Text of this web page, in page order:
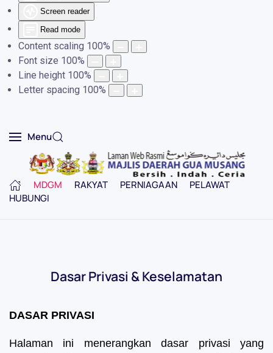
Screen reader
Read mode
Content scaling 100%
Font size 100%
Line height 100%
Letter spacing 100%
Menu
MDGM RAKYAT PERNIAGAAN
PELAWAT
HUBUNGI
Dasar Privasi & Keselamatan
DASAR PRIVASI
Halaman ini menerangkan dasar privasi yang